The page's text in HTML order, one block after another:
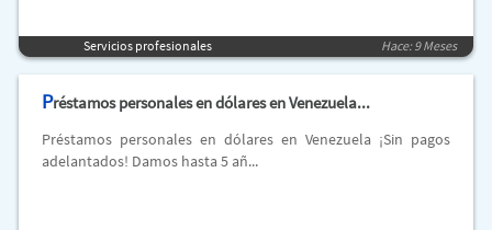
Servicios profesionales Hace: 9 Meses
Préstamos personales en dólares en Venezuela...
Préstamos personales en dólares en Venezuela ¡Sin pagos
adelantados! Damos hasta 5 añ...